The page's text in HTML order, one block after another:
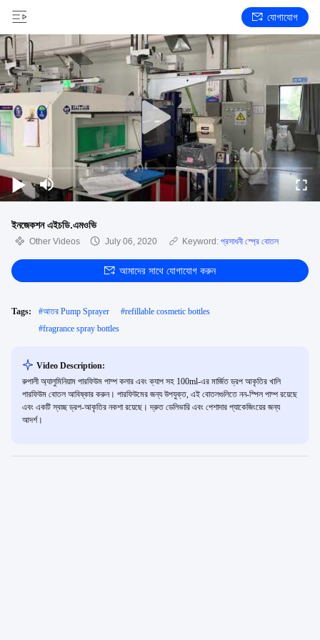
যোগাযোগ
ইনজেকশন এইচডি.এমওভি
Other Videos July 06, 2020 Keyword: প্রসাধনী স্প্রে বোতল
আমাদের সাথে যোগাযোগ করুন
Tags: #আতর Pump Sprayer #refillable cosmetic bottles
#fragrance spray bottles
Video Description:
রুপালী অ্যালুমিনিয়াম পারফিউম পাম্প কলার এবং ক্যাপ সহ 100ml-এর মার্জিত ড্রপ আকৃতির খালি
পারফিউম বোতল আবিষ্কার করুন। পারফিউমের জন্য উপযুক্ত, এই বোতলগুলিতে নন-স্পিল পাম্প রয়েছে
এবং একটি স্বচ্ছ ড্রপ-আকৃতির নকশা রয়েছে। দ্রুত ডেলিভারি এবং পেশাদার প্যাকেজিংয়ের জন্য
আদর্শ।